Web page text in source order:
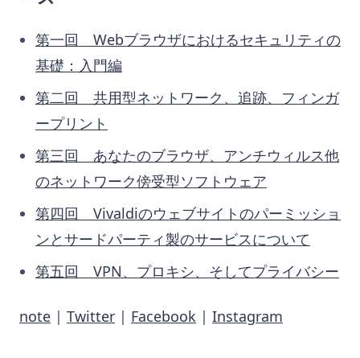
第一回 Webブラウザにおけるセキュリティの
基礎：入門編
第二回 共用型ネットワーク、追跡、フィンガ
ープリント
第三回 あなたのブラウザ、アンチウィルス他
のネットワーク傍受型ソフトウェア
第四回 Vivaldiのウェブサイトのパーミッショ
ンとサードパーティ製のサービスについて
第五回 VPN、プロキシ、そしてプライバシー
note | Twitter | Facebook | Instagram